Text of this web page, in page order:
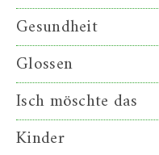
Gesundheit
Glossen
Isch möschte das
Kinder